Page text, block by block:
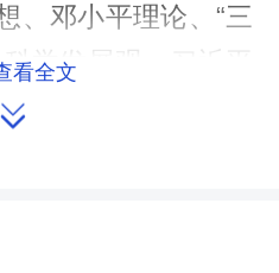
、邓小平理论、“三
学发展观、习近平
主义思想为指导，
看全文
